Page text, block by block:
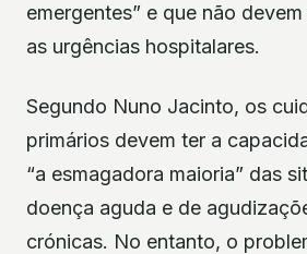
emergentes” e que não
as urgências hospitalares.
Segundo Nuno Jacinto, os
primários devem ter a
“a esmagadora maioria” das
doença aguda e de
crónicas. No entanto, o